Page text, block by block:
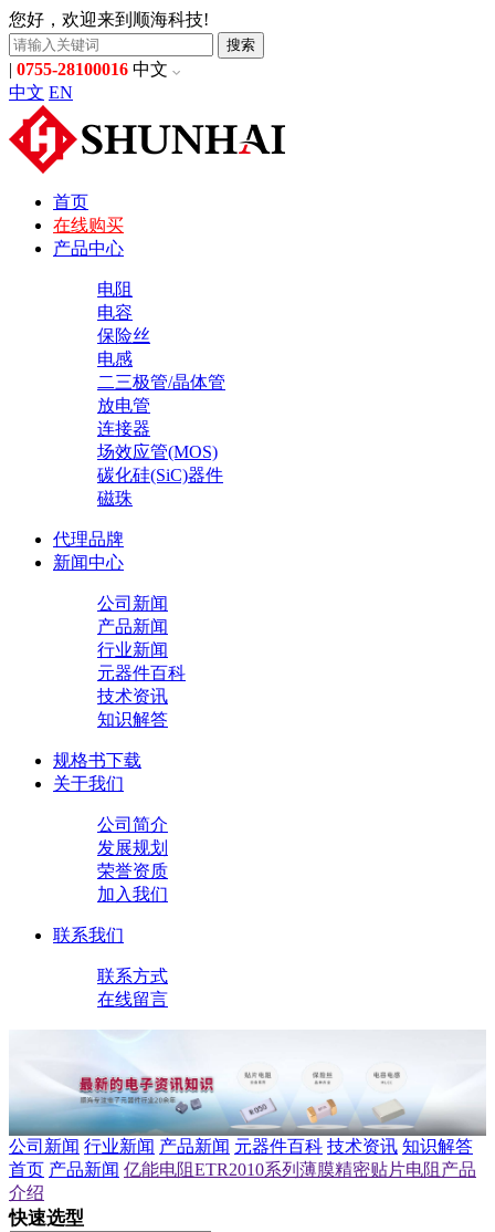
您好，欢迎来到顺海科技!
搜索
| 0755-28100016 中文
中文 EN
首页
在线购买
产品中心
电阻
电容
保险丝
电感
二三极管/晶体管
放电管
连接器
场效应管(MOS)
碳化硅(SiC)器件
磁珠
代理品牌
新闻中心
公司新闻
产品新闻
行业新闻
元器件百科
技术资讯
知识解答
规格书下载
关于我们
公司简介
发展规划
荣誉资质
加入我们
联系我们
联系方式
在线留言
公司新闻 行业新闻 产品新闻 元器件百科 技术资讯 知识解答
首页 产品新闻 亿能电阻ETR2010系列薄膜精密贴片电阻产品
介绍
快速选型